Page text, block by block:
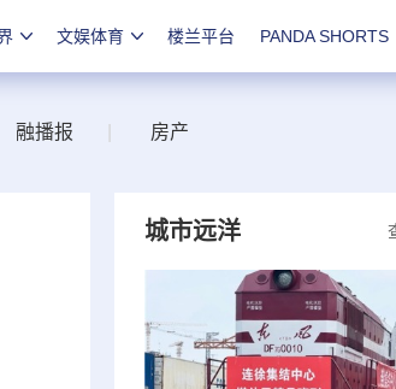
文娱体育 楼兰平台 PANDA SHORTS
融播报 房产
城市远洋